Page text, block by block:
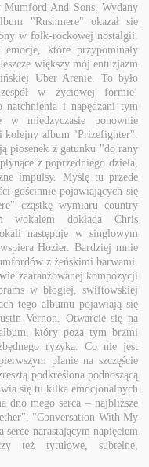
And Sons. Wydany
"Rushmere" okazał się
w folk-rockowej nostalgii.
które przypominały
większy mój entuzjazm
Uber Arenie. To było
w życiowej formie!
i napędzani tym
w międzyczasie ponownie
kolejny album "Prizefighter".
piosenek z gatunku "do rany
z poprzedniego dzieła,
impulsy. Myślę tu przede
gościnnie pojawiających się
cząstkę wymiaru country
wokalem dokłada Chris
następuje w singlowym
Hozier. Bardziej mnie
z żeńskimi barwami.
zaaranżowanej kompozycji
w błogiej, swiftowskiej
tego albumu pojawiają się
Vernon. Otwarcie się na
który poza tym brzmi
ryzyka. Co nie jest
planie na szczęście
podkreślona podnoszącą
się tu kilka emocjonalnych
dno mego serca – najbliższe
"Conversation With My
narastającym napięciem
też tytułowe, subtelne,